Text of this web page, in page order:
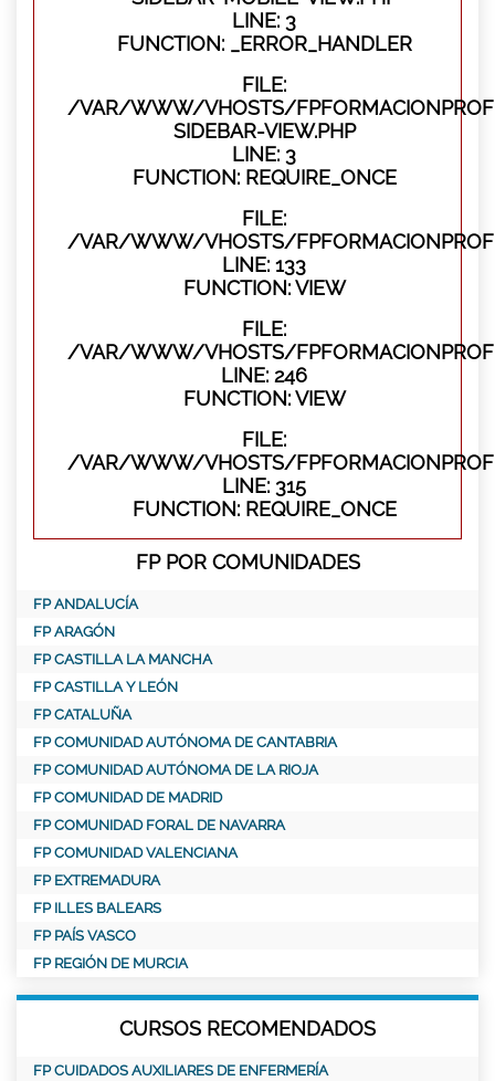
LINE: 3
FUNCTION: _ERROR_HANDLER
FILE:
/VAR/WWW/VHOSTS/
SIDEBAR-VIEW.PHP
LINE: 3
FUNCTION: REQUIRE_ONCE
FILE:
/VAR/WWW/VHOSTS/
LINE: 133
FUNCTION: VIEW
FILE:
/VAR/WWW/VHOSTS/
LINE: 246
FUNCTION: VIEW
FILE:
/VAR/WWW/VHOSTS/
LINE: 315
FUNCTION: REQUIRE_ONCE
FP POR COMUNIDADES
FP ANDALUCÍA
FP ARAGÓN
FP CASTILLA LA MANCHA
FP CASTILLA Y LEÓN
FP CATALUÑA
FP COMUNIDAD AUTÓNOMA DE CANTABRIA
FP COMUNIDAD AUTÓNOMA DE LA RIOJA
FP COMUNIDAD DE MADRID
FP COMUNIDAD FORAL DE NAVARRA
FP COMUNIDAD VALENCIANA
FP EXTREMADURA
FP ILLES BALEARS
FP PAÍS VASCO
FP REGIÓN DE MURCIA
CURSOS RECOMENDADOS
FP CUIDADOS AUXILIARES DE ENFERMERÍA